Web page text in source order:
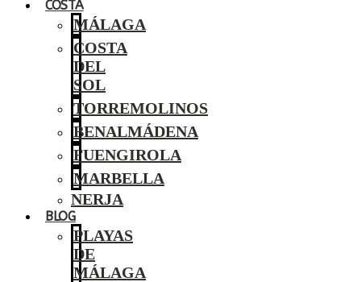
COSTA
MÁLAGA
COSTA
DEL
SOL
TORREMOLINOS
BENALMÁDENA
FUENGIROLA
MARBELLA
NERJA
BLOG
PLAYAS
DE
MÁLAGA